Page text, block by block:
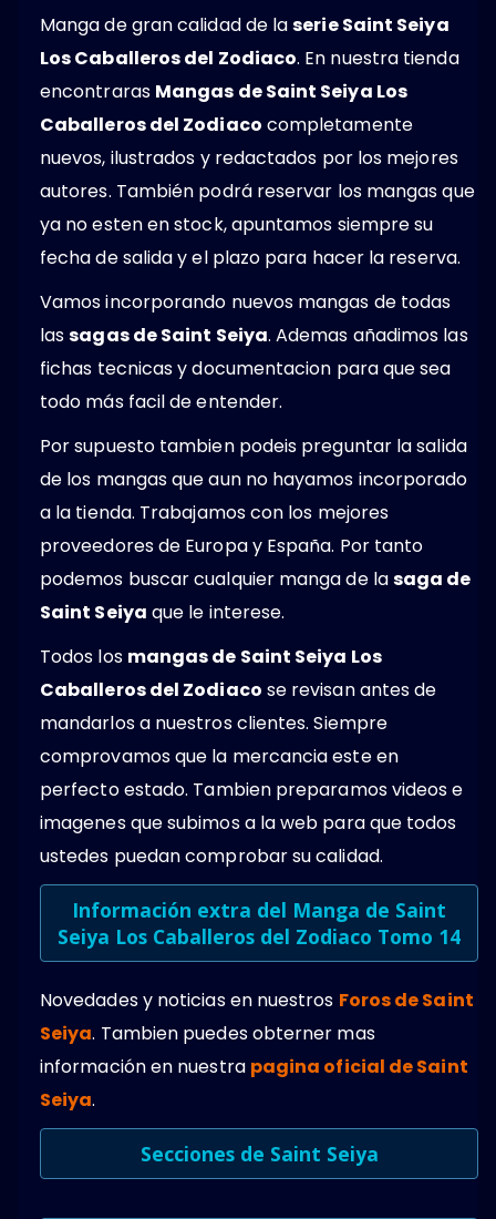
Manga de gran calidad de laserie Saint Seiya
Los Caballeros del Zodiaco. En nuestra tienda
encontraras Mangas de Saint Seiya Los
Caballeros del Zodiaco completamente
nuevos, ilustrados y redactados por los mejores
autores. También podrá reservar los mangas que
ya no esten en stock, apuntamos siempre su
fecha de salida y el plazo para hacer la reserva.
Vamos incorporando nuevos mangas de todas
lassagas de Saint Seiya. Ademas añadimos las
fichas tecnicas y documentacion para que sea
todo más facil de entender.
Por supuesto tambien podeis preguntar la salida
de los mangas que aun no hayamos incorporado
a la tienda. Trabajamos con los mejores
proveedores de Europa y España. Por tanto
podemos buscar cualquier manga de lasaga de
Saint Seiya que le interese.
Todos los mangas de Saint Seiya Los
Caballeros del Zodiaco se revisan antes de
mandarlos a nuestros clientes. Siempre
comprovamos que la mercancia este en
perfecto estado. Tambien preparamos videos e
imagenes que subimos a la web para que todos
ustedes puedan comprobar su calidad.
Información extra del Manga de Saint
Seiya Los Caballeros del Zodiaco Tomo 14
Novedades y noticias en nuestros Foros de Saint
Seiya. Tambien puedes obterner mas
información en nuestra pagina oficial de Saint
Seiya.
Secciones de Saint Seiya